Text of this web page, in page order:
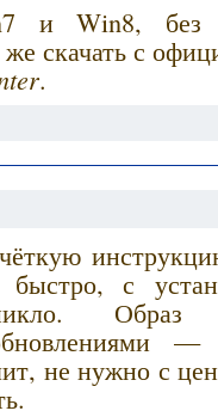
и Win8, без
скачать с
.
с
—
не нужно с